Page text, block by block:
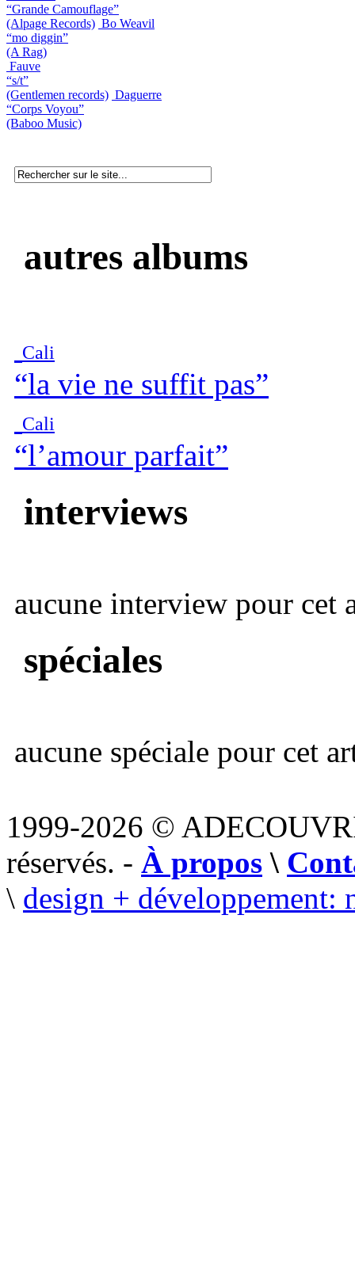
“Grande Camouflage”
(Alpage Records) Bo Weavil
“mo diggin”
(A Rag)
Fauve
“s/t”
(Gentlemen records) Daguerre
“Corps Voyou”
(Baboo Music)
autres albums
Cali
“la vie ne suffit pas”
Cali
“l’amour parfait”
interviews
aucune interview pour cet
spéciales
aucune spéciale pour cet
1999-2026 ©
réservés. - À propos \
\ design + développement: